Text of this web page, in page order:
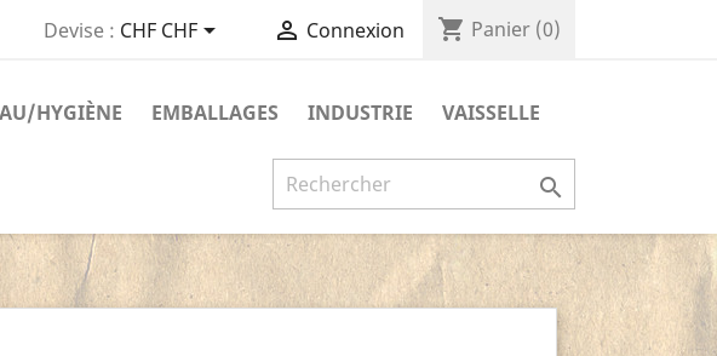
Devise : CHF CHF  Connexion shopping_cart Panier (0)
HYGIÈNE EMBALLAGES INDUSTRIE VAISSELLE
